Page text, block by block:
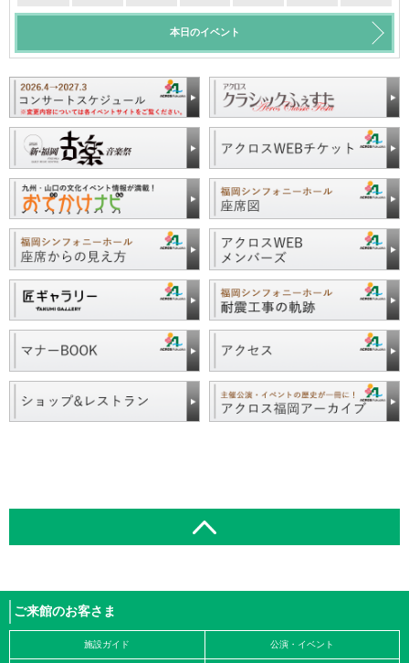
本日のイベント
ご来館のお客さま
施設ガイド 公演・イベント